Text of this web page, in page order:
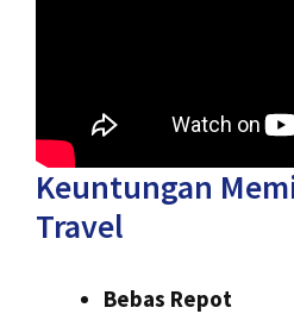
Keuntungan
Travel
Bebas Repot